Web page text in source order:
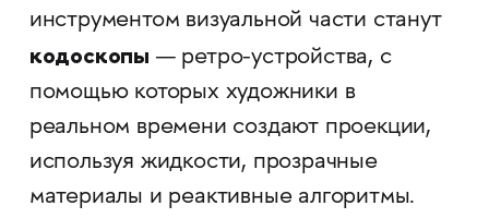
инструментом визуальной части станут
кодоскопы — ретро-устройства, с
помощью которых художники в
реальном времени создают проекции,
используя жидкости, прозрачные
материалы и реактивные алгоритмы.